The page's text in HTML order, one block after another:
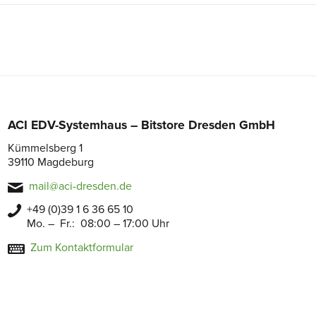
ACI EDV-Systemhaus – Bitstore Dresden GmbH
Kümmelsberg 1
39110 Magdeburg
mail@aci-dresden.de
+49 (0)39 1 6 36 65 10
Mo. – Fr.: 08:00 – 17:00 Uhr
Zum Kontaktformular